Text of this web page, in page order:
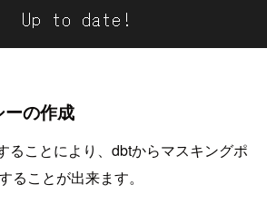
の作成
ることにより、dbtからマスキングポ
ることが出来ます。